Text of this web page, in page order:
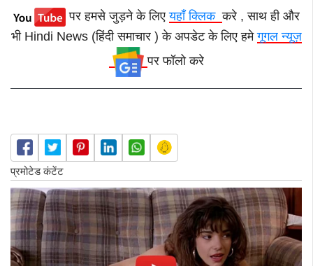
पर हमसे जुड़ने के लिएयहाँ क्लिककरे , साथ ही और
भी Hindi News (हिंदी समाचार ) के अपडेट के लिए हमेगूगल न्यूज़
पर फॉलो करे